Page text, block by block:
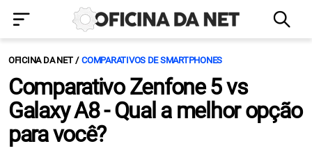
OFICINA DA NET COMPARATIVOS DE SMARTPHONES
Comparativo Zenfone 5 vs
Galaxy A8 - Qual a melhor opção
para você?